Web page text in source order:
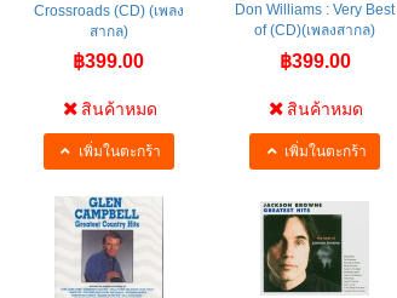
Crossroads (CD) (เพลง
สากล)
฿399.00
สินค้าหมด
เพิ่มในตะกร้า
Don Williams : Very Best
of (CD)(เพลงสากล)
฿399.00
สินค้าหมด
เพิ่มในตะกร้า